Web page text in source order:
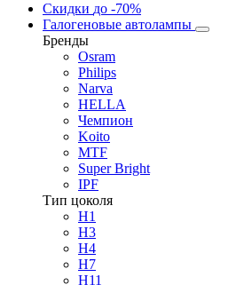
Скидки до -70%
Галогеновые автолампы
Бренды
Osram
Philips
Narva
HELLA
Чемпион
Koito
MTF
Super Bright
IPF
Тип цоколя
H1
H3
H4
H7
H11